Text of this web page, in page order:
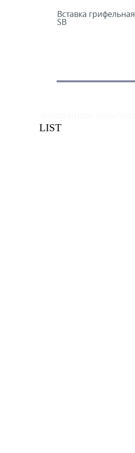
Вставка грифельная
SB
LIST